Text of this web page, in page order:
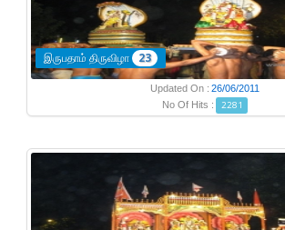
இருபதாம் திருவிழா 23
Updated On : 26/06/2011
No Of Hits :
2281